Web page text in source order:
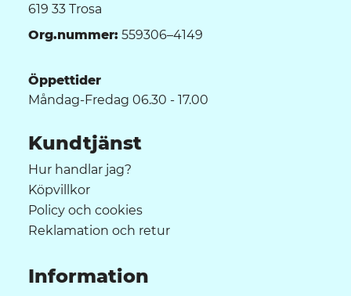
619 33 Trosa
Org.nummer: 559306–4149
Öppettider
Måndag-Fredag 06.30 - 17.00
Kundtjänst
Hur handlar jag?
Köpvillkor
Policy och cookies
Reklamation och retur
Information